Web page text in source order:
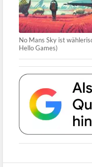
No Mans Sky ist
Hello Games)